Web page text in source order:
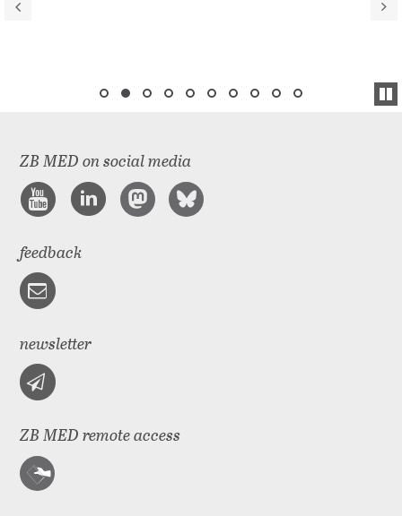
ZB MED on social media
feedback
newsletter
ZB MED remote access